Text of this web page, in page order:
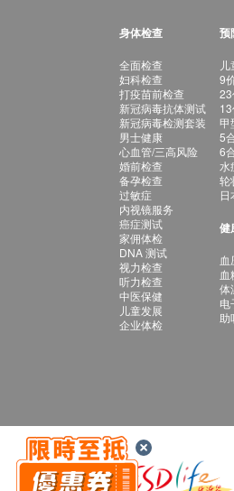
身体检查
全面检查
妇科检查
打疫苗前检查
新冠病毒抗体测试
新冠病毒检测套装
男士健康
心血管/三高风险
婚前检查
备孕检查
过敏症
内视镜服务
癌症测试
家佣体检
DNA 测试
视力检查
听力检查
中医保健
儿童发展
企业体检
预
9
甲
5
6
水
轮
健
血
血
体
电
助